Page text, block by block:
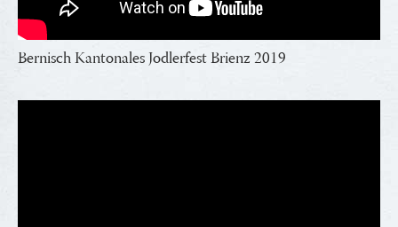
Bernisch Kantonales Jodlerfest Brienz 2019